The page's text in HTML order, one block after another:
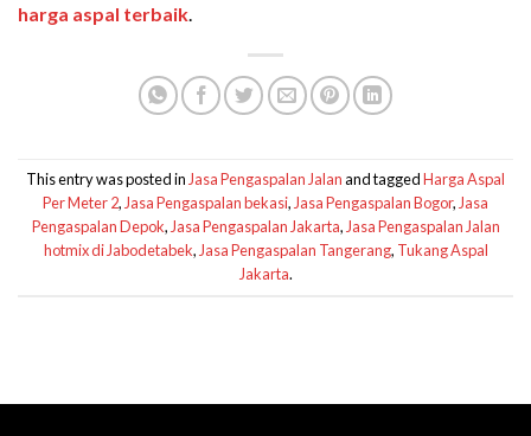
harga aspal terbaik.
This entry was posted in Jasa Pengaspalan Jalanand taggedHarga Aspal
Per Meter 2, Jasa Pengaspalan bekasi, Jasa Pengaspalan Bogor, Jasa
Pengaspalan Depok, Jasa Pengaspalan Jakarta, Jasa Pengaspalan Jalan
hotmix di Jabodetabek, Jasa Pengaspalan Tangerang, Tukang Aspal
Jakarta.